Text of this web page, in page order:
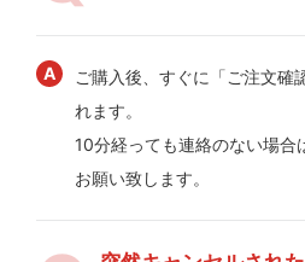
ご購入後、すぐに「ご注文確
れます。
10分経っても連絡のない場合
お願い致します。